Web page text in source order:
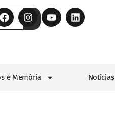
e Memória Notícias